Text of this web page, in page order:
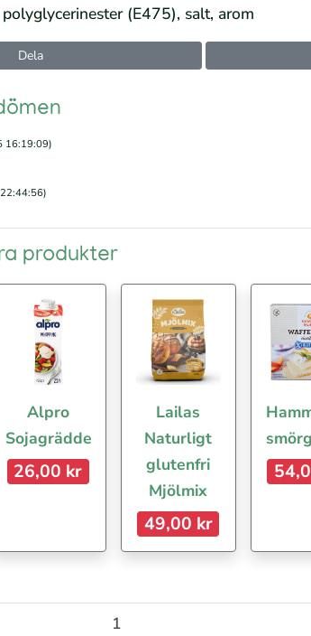
(E475), salt, arom
Dela
16:19:09)
produkter
Alpro
Sojagrädde
26,00 kr
Lailas
Naturligt
glutenfri
Mjölmix
49,00 kr
1